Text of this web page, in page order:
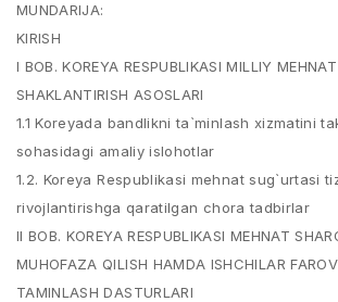
MUNDARIJA:
KIRISH
I BOB. KOREYA RESPUBLIKASI MILLIY
SHAKLANTIRISH ASOSLARI
1.1 Koreyada bandlikni ta`minlash xizmatini
sohasidagi amaliy islohotlar
1.2. Koreya Respublikasi mehnat sug`urtasi
rivojlantirishga qaratilgan chora tadbirlar
II BOB. KOREYA RESPUBLIKASI MEHNAT
MUHOFAZA QILISH HAMDA ISHCHILAR
TAMINLASH DASTURLARI